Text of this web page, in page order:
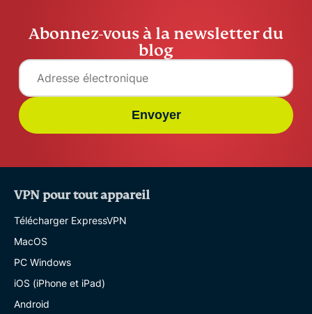
Abonnez-vous à la newsletter du
blog
Envoyer
VPN pour tout appareil
Télécharger ExpressVPN
MacOS
PC Windows
iOS (iPhone et iPad)
Android